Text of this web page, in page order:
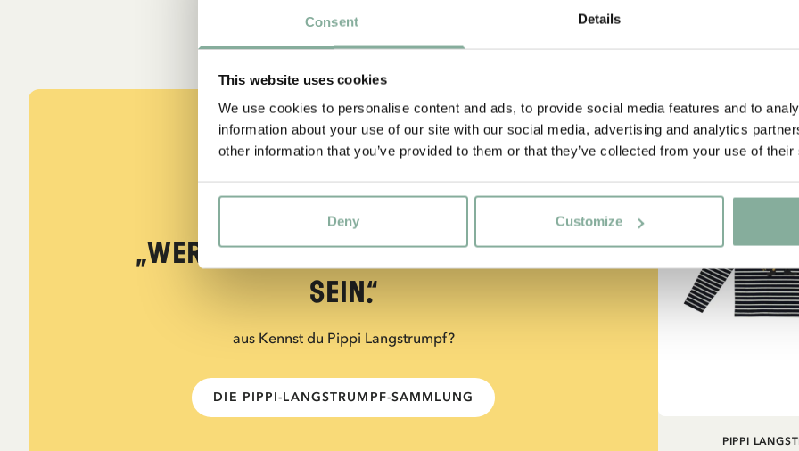
Consent Details
This website uses cookies
We use cookies to personalise content and ads, to provide social media features and to
information about your use of our site with our social media, advertising and analytics
other information that you’ve provided to them or that they’ve collected from your use of
Deny Customize
„Wer stark ist, muss auch gut
sein.“
aus Kennst du Pippi Langstrumpf?
DIE PIPPI-LANGSTRUMPF-SAMMLUNG
NEU
PIPPI